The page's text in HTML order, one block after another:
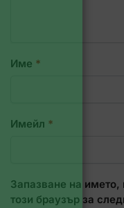
Име *
Имейл *
Запазване на
този браузър за